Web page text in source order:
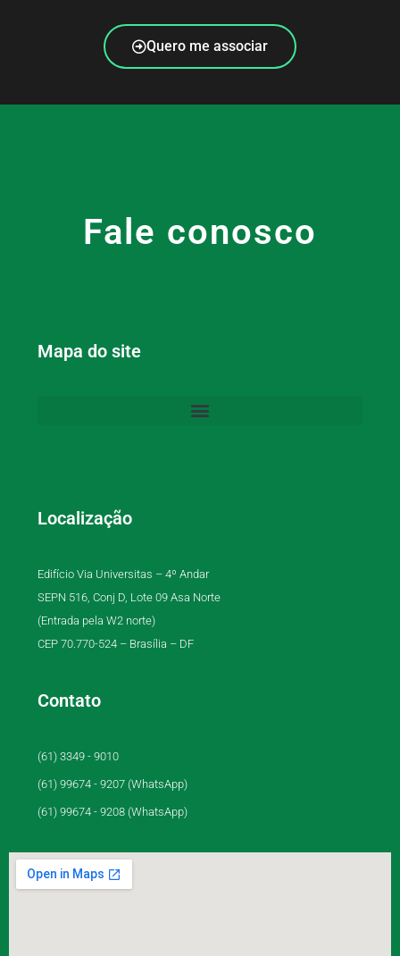
Quero me associar
Fale conosco
Mapa do site
Localização
Edifício Via Universitas – 4º Andar
SEPN 516, Conj D, Lote 09 Asa Norte
(Entrada pela W2 norte)
CEP 70.770-524 – Brasília – DF
Contato
(61) 3349 - 9010
(61) 99674 - 9207 (WhatsApp)
(61) 99674 - 9208 (WhatsApp)